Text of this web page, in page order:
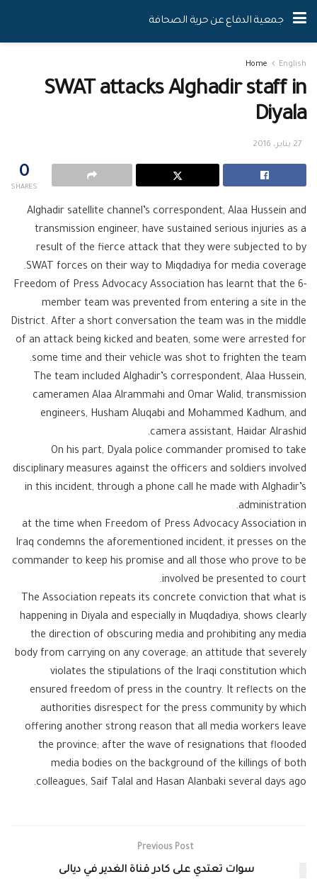
جمعية الدفاع عن حرية الصحافة
Home English
SWAT attacks Alghadir staff in
Diyala
27 يناير، 2016
0
SHARES
Alghadir satellite channel’s correspondent, Alaa Hussein and
transmission engineer, have sustained serious injuries as a
result of the fierce attack that they were subjected to by
SWAT forces on their way to Miqdadiya for media coverage.
Freedom of Press Advocacy Association has learnt that the 6-
member team was prevented from entering a site in the
District. After a short conversation the team was in the middle
of an attack being kicked and beaten, some were arrested for
some time and their vehicle was shot to frighten the team.
The team included Alghadir’s correspondent, Alaa Hussein,
cameramen Alaa Alrammahi and Omar Walid, transmission
engineers, Husham Aluqabi and Mohammed Kadhum, and
camera assistant, Haidar Alrashid.
On his part, Dyala police commander promised to take
disciplinary measures against the officers and soldiers involved
in this incident, through a phone call he made with Alghadir’s
administration.
at the time when Freedom of Press Advocacy Association in
Iraq condemns the aforementioned incident, it presses on the
commander to keep his promise and all those who prove to be
involved be presented to court.
The Association repeats its concrete conviction that what is
happening in Diyala and especially in Muqdadiya, shows clearly
the direction of obscuring media and prohibiting any media
body from carrying on any coverage; an attitude that severely
violates the stipulations of the Iraqi constitution which
ensured freedom of press in the country. It reflects on the
authorities disrespect for the press community by which
offering another strong reason that all media workers leave
the province; after the wave of resignations that flooded
media bodies on the background of the killings of both
colleagues, Saif Talal and Hasan Alanbaki several days ago.
Previous Post
سوات تعتدي على كادر قناة الغدير في ديالى